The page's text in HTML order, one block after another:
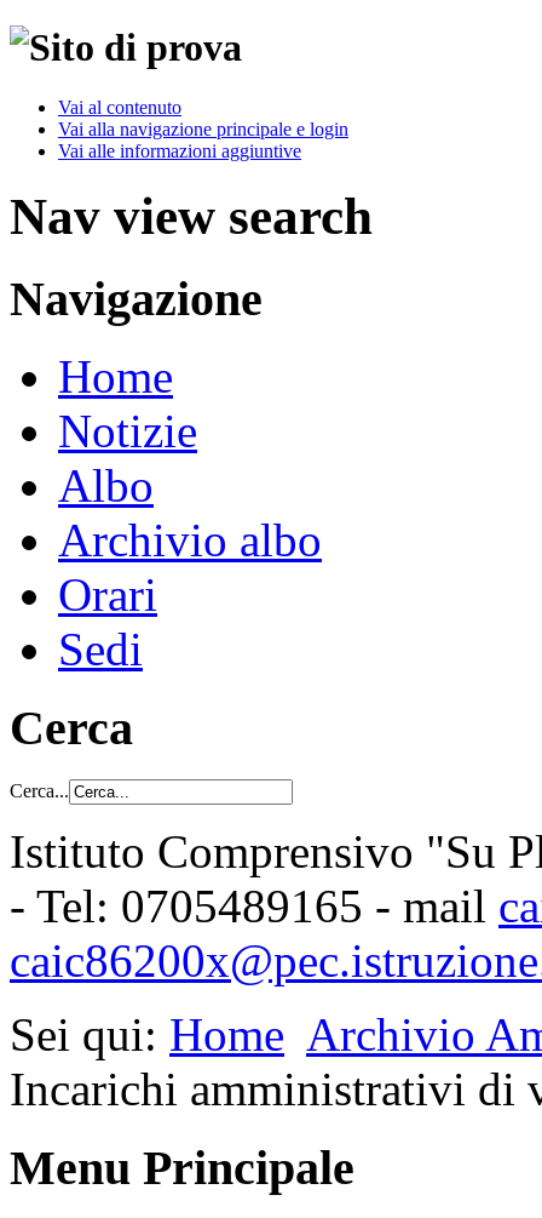
Vai al contenuto
Vai alla navigazione principale e login
Vai alle informazioni aggiuntive
Nav view search
Navigazione
Home
Notizie
Albo
Archivio albo
Orari
Sedi
Cerca
Cerca...
Istituto Comprensivo "Su
- Tel: 0705489165 - mail
Sei qui: Home Archivio
Incarichi amministrativi di
Menu Principale